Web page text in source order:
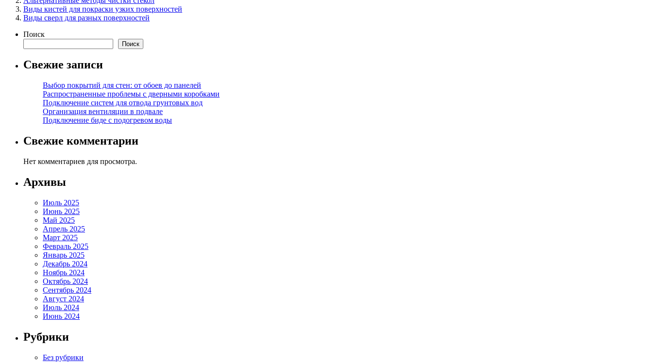
Виды кистей для покраски узких поверхностей
Виды сверл для разных поверхностей
Поиск
Поиск
Свежие записи
Выбор покрытий для стен: от обоев до панелей
Распространенные проблемы с дверными коробками
Подключение систем для отвода грунтовых вод
Организация вентиляции в подвале
Подключение биде с подогревом воды
Свежие комментарии
Нет комментариев для просмотра.
Архивы
Июль 2025
Июнь 2025
Май 2025
Апрель 2025
Март 2025
Февраль 2025
Январь 2025
Декабрь 2024
Ноябрь 2024
Октябрь 2024
Сентябрь 2024
Август 2024
Июль 2024
Июнь 2024
Рубрики
Без рубрики